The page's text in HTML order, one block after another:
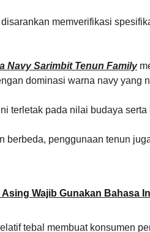
memverifikasi
Navy Sarimbit Tenun Family
dominasi warna navy yang
terletak pada nilai budaya serta
berbeda, penggunaan tenun
Asing Wajib Gunakan Bahasa
tebal membuat konsumen